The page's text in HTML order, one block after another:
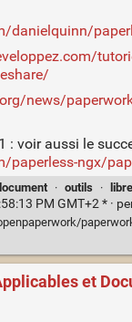
danielquinn/
news/
: voir aussi le
paperless-ngx/
· outils · libre
PM GMT+2 * ·
et